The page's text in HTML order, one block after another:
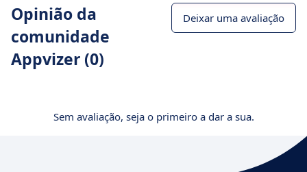
Opinião da
comunidade
Appvizer (0)
Deixar uma avaliação
Sem avaliação, seja o primeiro a dar a sua.